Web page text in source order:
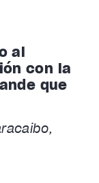
al
con la
que